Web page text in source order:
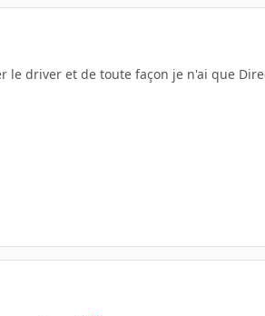
le driver et de toute façon je n'ai que